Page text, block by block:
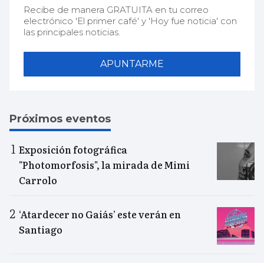
Recibe de manera GRATUITA en tu correo
electrónico 'El primer café' y 'Hoy fue noticia' con
las principales noticias.
APUNTARME
Próximos eventos
Exposición fotográfica
"Photomorfosis", la mirada de Mimi
Carrolo
‘Atardecer no Gaiás’ este verán en
Santiago